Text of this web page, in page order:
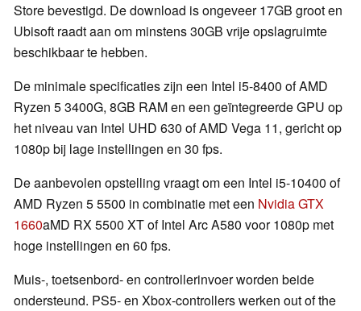
Store bevestigd. De download is ongeveer 17GB groot en
Ubisoft raadt aan om minstens 30GB vrije opslagruimte
beschikbaar te hebben.
De minimale specificaties zijn een Intel i5-8400 of AMD
Ryzen 5 3400G, 8GB RAM en een geïntegreerde GPU op
het niveau van Intel UHD 630 of AMD Vega 11, gericht op
1080p bij lage instellingen en 30 fps.
De aanbevolen opstelling vraagt om een Intel i5-10400 of
AMD Ryzen 5 5500 in combinatie met een Nvidia GTX
1660aMD RX 5500 XT of Intel Arc A580 voor 1080p met
hoge instellingen en 60 fps.
Muis-, toetsenbord- en controllerinvoer worden beide
ondersteund. PS5- en Xbox-controllers werken out of the